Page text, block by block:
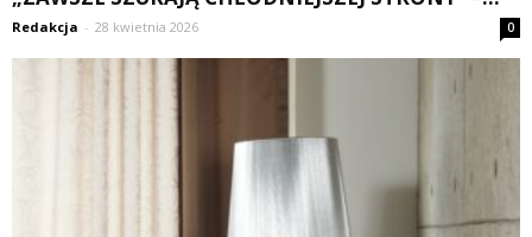
Redakcja - 28 kwietnia 2026 0